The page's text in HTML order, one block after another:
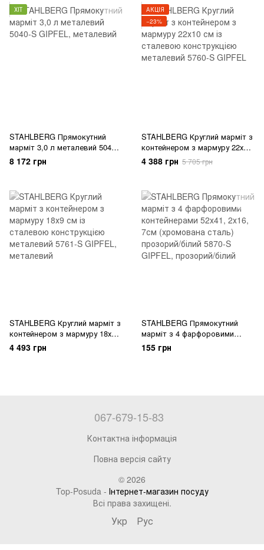
ХІТ
STAHLBERG Прямокутний
марміт 3,0 л металевий 5040-
S GIPFEL
8 172 грн
АКЦІЯ
−23%
STAHLBERG Круглий марміт з
контейнером з мармуру 22х10
см із сталевою конструкцією
металевий 5760-S GIPFEL
4 388 грн 5 705 грн
STAHLBERG Круглий марміт з
контейнером з мармуру 18х9
см із сталевою конструкцією
металевий 5761-S GIPFEL
4 493 грн
STAHLBERG Прямокутний
марміт з 4 фарфоровими
контейнерами 52х41, 2х16, 7см
(хромована сталь) прозорий/
155 грн
067-679-15-83
Контактна інформація
Повна версія сайту
© 2026
Top-Posuda - Інтернет-магазин посуду
Всі права захищені.
Укр Рус